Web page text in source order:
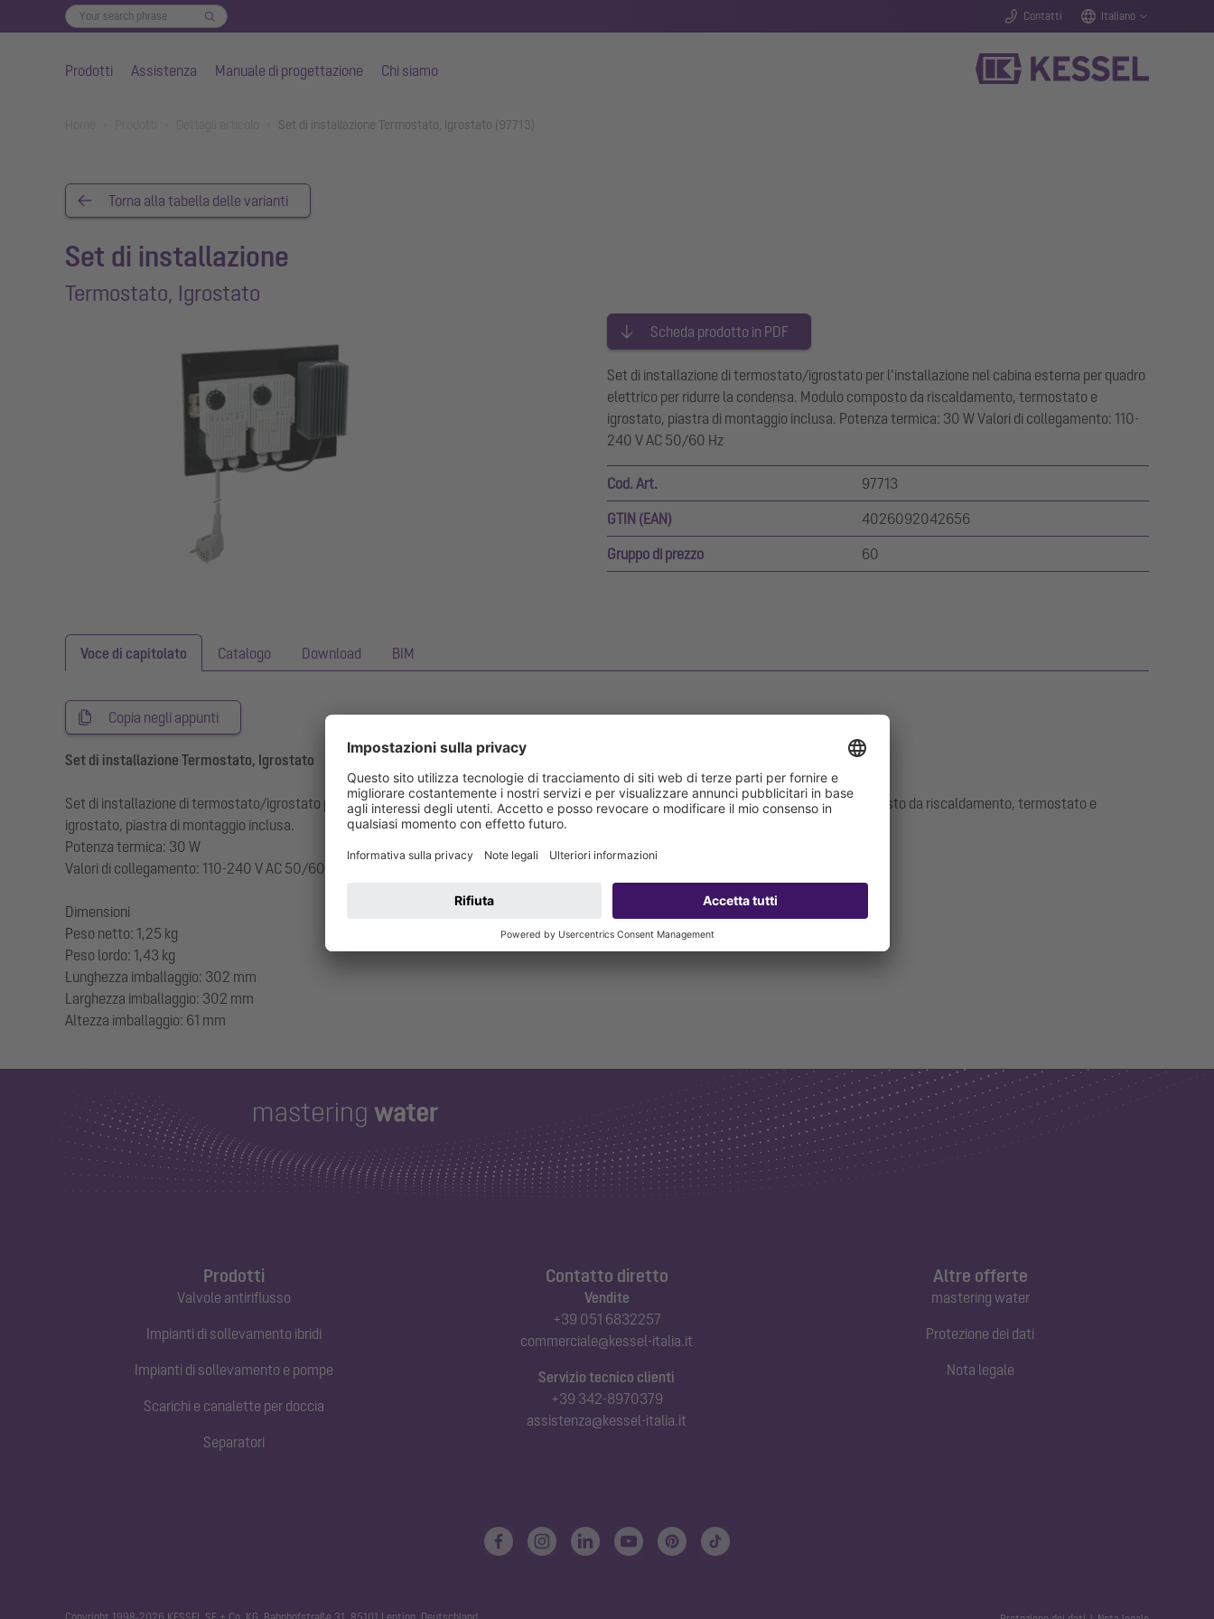
Contatti Italiano
Prodotti Assistenza Manuale di progettazione Chi siamo
Set di installazione Termostato, Igrostato (97713)
Torna alla tabella delle varianti
Set di installazione
Termostato, Igrostato
Scheda prodotto in PDF
Set di installazione di termostato/igrostato per l’installazione nel cabina esterna per quadro
elettrico per ridurre la condensa. Modulo composto da riscaldamento, termostato e
igrostato, piastra di montaggio inclusa. Potenza termica: 30 W Valori di collegamento: 110-
240 V AC 50/60 Hz
Cod. Art. 97713
GTIN (EAN) 4026092042656
Gruppo di prezzo 60
Voce di capitolato Catalogo Download BIM
Copia negli appunti
Set di installazione Termostato, Igrostato
Set di installazione di termostato/igrostato per l’installazione nel cabina esterna per quadro elettrico per ridurre la condensa. Modulo composto da riscaldamento, termostato e
igrostato, piastra di montaggio inclusa.
Potenza termica: 30 W
Valori di collegamento: 110-240 V AC 50/60 Hz
Dimensioni
Peso netto: 1,25 kg
Peso lordo: 1,43 kg
Lunghezza imballaggio: 302 mm
Larghezza imballaggio: 302 mm
Prodotti
Valvole antiriflusso
Impianti di sollevamento ibridi
Impianti di sollevamento e pompe
Scarichi e canalette per doccia
Separatori
Contatto diretto
Vendite
+39 051 6832257
commerciale@kessel-italia.it
Servizio tecnico clienti
+39 342-8970379
assistenza@kessel-italia.it
Altre offerte
mastering water
Protezione dei dati
Nota legale